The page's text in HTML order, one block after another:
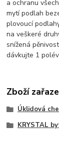
a ochranu
mytí podlah
plovoucí
na veškeré
snížená
dávkujte 1
Zboží
Úklidová
KRYSTAL